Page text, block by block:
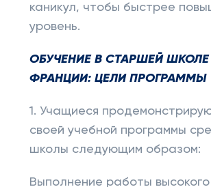
каникул, чтобы быстрее
уровень.
ОБУЧЕНИЕ В СТАРШЕЙ
ФРАНЦИИ: ЦЕЛИ ПРОГРАММЫ
1. Учащиеся
своей учебной программы
школы следующим образом:
Выполнение работы высокого